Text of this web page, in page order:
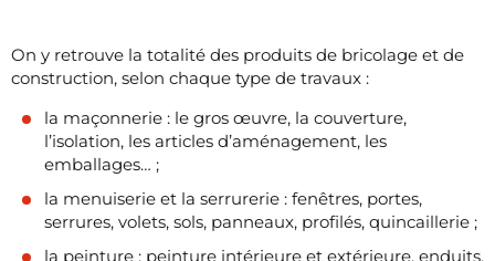
On y retrouve la totalité des produits de bricolage et de
construction, selon chaque type de travaux :
la maçonnerie : le gros œuvre, la couverture,
l’isolation, les articles d’aménagement, les
emballages… ;
la menuiserie et la serrurerie : fenêtres, portes,
serrures, volets, sols, panneaux, profilés, quincaillerie ;
la peinture : peinture intérieure et extérieure, enduits,